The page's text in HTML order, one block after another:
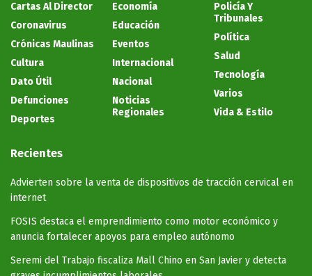
Cartas Al Director
Coronavirus
Crónicas Maulinas
Cultura
Dato Útil
Defunciones
Deportes
Economía
Educación
Eventos
Internacional
Nacional
Noticias
Regionales
Policía Y
Tribunales
Política
Salud
Tecnología
Varios
Vida & Estilo
Recientes
Advierten sobre la venta de dispositivos de tracción cervical en
internet
FOSIS destaca el emprendimiento como motor económico y
anuncia fortalecer apoyos para empleo autónomo
Seremi del Trabajo fiscaliza Mall Chino en San Javier y detecta